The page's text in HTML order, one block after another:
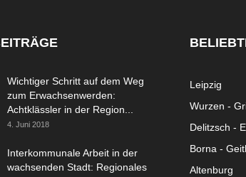
Wichtiger Schritt auf dem Weg
zum Erwachsenwerden:
Achtklässler in der Region...
4. Juni 2018
Interkommunale Arbeit in der
wachsenden Stadt: Regionales
Leipzig
Wurzen -
Delitzsch -
Borna -
Altenburg